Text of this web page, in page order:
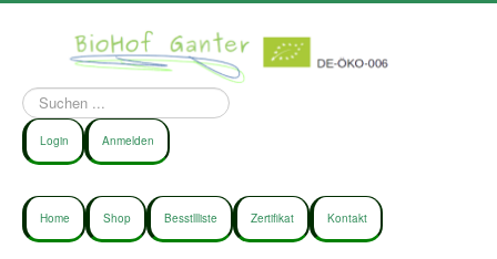
Suchen
...
Login Anmelden
Home Shop Besstllliste Zertifikat Kontakt